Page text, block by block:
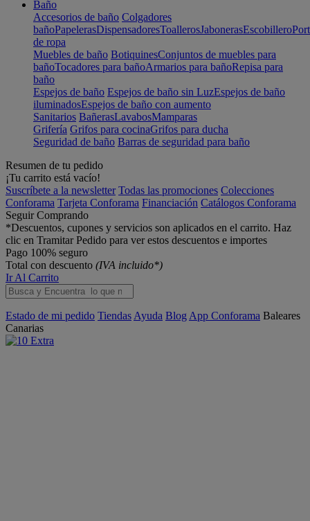
Baño
Accesorios de baño Colgadores
bañoPapelerasDispensadoresToallerosJabonerasEscobillero
de ropa
Muebles de baño BotiquinesConjuntos de muebles para
bañoTocadores para bañoArmarios para bañoRepisa para
baño
Espejos de baño Espejos de baño sin LuzEspejos de baño
iluminadosEspejos de baño con aumento
Sanitarios BañerasLavabosMamparas
Grifería Grifos para cocinaGrifos para ducha
Seguridad de baño Barras de seguridad para baño
Resumen de tu pedido
¡Tu carrito está vacío!
Suscríbete a la newsletter Todas las promociones Colecciones
Conforama Tarjeta Conforama Financiación Catálogos Conforama
Seguir Comprando
*Descuentos, cupones y servicios son aplicados en el carrito. Haz
clic en Tramitar Pedido para ver estos descuentos e importes
Pago 100% seguro
Total con descuento (IVA incluido*)
Ir Al Carrito
Estado de mi pedido Tiendas Ayuda Blog App Conforama Baleares
Canarias